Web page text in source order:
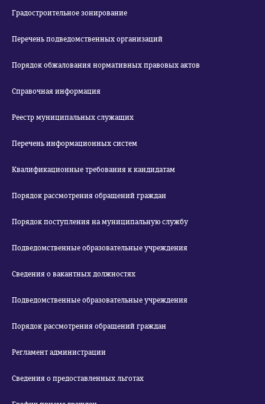
Градостроительное зонирование
Перечень подведомственных организаций
Порядок обжалования нормативных правовых актов
Справочная информация
Реестр муниципальных служащих
Перечень информационных систем
Квалификационные требования к кандидатам
Порядок рассмотрения обращений граждан
Порядок поступления на муниципальную службу
Подведомственные образовательные учреждения
Сведения о вакантных должностях
Подведомственные образовательные учреждения
Порядок рассмотрения обращений граждан
Регламент администрации
Сведения о предоставленных льготах